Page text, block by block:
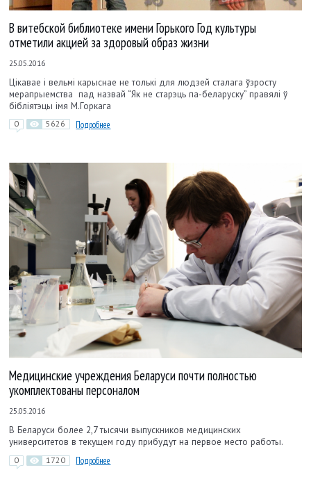
В витебской библиотеке имени Горького Год культуры
отметили акцией за здоровый образ жизни
25.05.2016
Цікавае і вельмі карыснае не толькі для людзей сталага ўзросту
мерапрыемства пад назвай “Як не старэць па-беларуску” правялі ў
бібліятэцы імя М.Горкага
0 5626 Подробнее
Медицинские учреждения Беларуси почти полностью
укомплектованы персоналом
25.05.2016
В Беларуси более 2,7 тысячи выпускников медицинских
университетов в текущем году прибудут на первое место работы.
0 1720 Подробнее